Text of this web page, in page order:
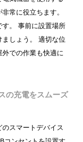
常に役立ちます。
。 事前に設置場所
しょう。 適切な位
での作業も快適に
の充電をスムーズ
スマートデバイス